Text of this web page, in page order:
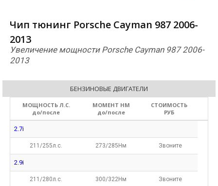
Чип тюнинг Porsche Cayman 987 2006-
2013
Увеличение мощности Porsche Cayman 987 2006-
2013
БЕНЗИНОВЫЕ ДВИГАТЕЛИ
МОЩНОСТЬ Л.С.
до/после
МОМЕНТ НМ
до/после
СТОИМОСТЬ
РУБ
2.7i
211/255л.с. 273/285Нм Звоните
2.9i
211/280л.с. 300/322Нм Звоните